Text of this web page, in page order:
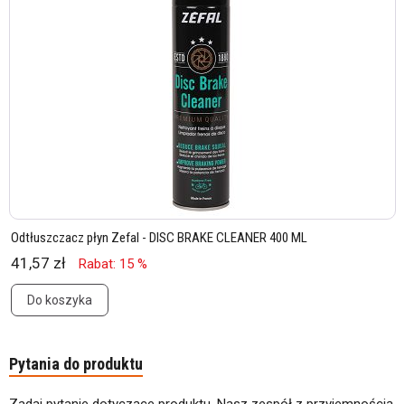
Odtłuszczacz płyn Zefal - DISC BRAKE CLEANER 400 ML
41,57 zł Rabat: 15 %
Do koszyka
Pytania do produktu